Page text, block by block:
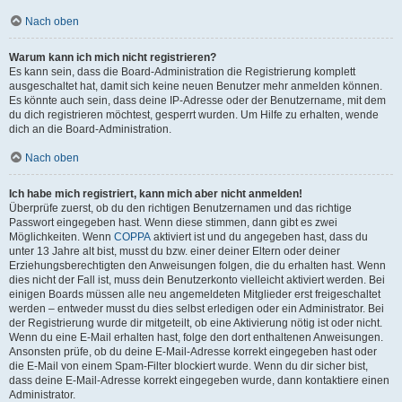
Nach oben
Warum kann ich mich nicht registrieren?
Es kann sein, dass die Board-Administration die Registrierung komplett
ausgeschaltet hat, damit sich keine neuen Benutzer mehr anmelden können.
Es könnte auch sein, dass deine IP-Adresse oder der Benutzername, mit dem
du dich registrieren möchtest, gesperrt wurden. Um Hilfe zu erhalten, wende
dich an die Board-Administration.
Nach oben
Ich habe mich registriert, kann mich aber nicht anmelden!
Überprüfe zuerst, ob du den richtigen Benutzernamen und das richtige
Passwort eingegeben hast. Wenn diese stimmen, dann gibt es zwei
Möglichkeiten. Wenn COPPA aktiviert ist und du angegeben hast, dass du
unter 13 Jahre alt bist, musst du bzw. einer deiner Eltern oder deiner
Erziehungsberechtigten den Anweisungen folgen, die du erhalten hast. Wenn
dies nicht der Fall ist, muss dein Benutzerkonto vielleicht aktiviert werden. Bei
einigen Boards müssen alle neu angemeldeten Mitglieder erst freigeschaltet
werden – entweder musst du dies selbst erledigen oder ein Administrator. Bei
der Registrierung wurde dir mitgeteilt, ob eine Aktivierung nötig ist oder nicht.
Wenn du eine E-Mail erhalten hast, folge den dort enthaltenen Anweisungen.
Ansonsten prüfe, ob du deine E-Mail-Adresse korrekt eingegeben hast oder
die E-Mail von einem Spam-Filter blockiert wurde. Wenn du dir sicher bist,
dass deine E-Mail-Adresse korrekt eingegeben wurde, dann kontaktiere einen
Administrator.